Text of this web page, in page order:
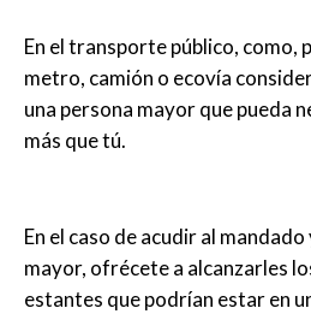
En el transporte público, como,
metro, camión o ecovía
una persona mayor que pueda
más que tú.
En el caso de acudir al
mayor, ofrécete a alcanzarles
estantes que podrían estar en